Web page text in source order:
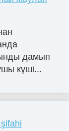
дамып
күші...